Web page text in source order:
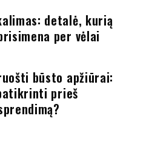
detalė, kurią
per vėlai
būsto apžiūrai:
prieš